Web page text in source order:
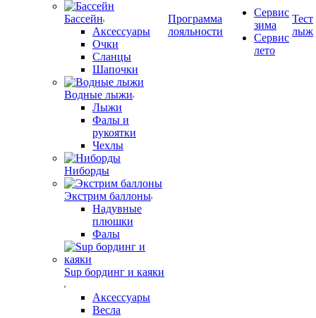
Бассейн
Аксессуары
Очки
Сланцы
Шапочки
Водные лыжи
Лыжи
Фалы и
рукоятки
Чехлы
Ниборды
Экстрим баллоны
Надувные
плюшки
Фалы
Sup бординг и каяки
Аксессуары
Весла
Программа
лояльности
Сервис
зима
Сервис
лето
Тест
лыж